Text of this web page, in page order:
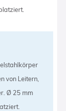
von Leitern,
Ø 25 mm